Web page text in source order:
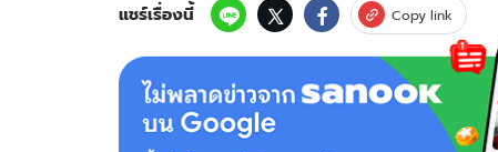
แชร์เรื่องนี้ Copy link